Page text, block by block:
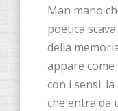
Man mano
poetica
della
appare
con i sensi:
che entra da